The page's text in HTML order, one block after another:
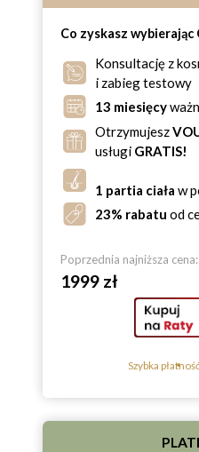
Co zyskasz wybierając
Konsultację z
i zabieg testowy
13 miesięcy
Otrzymujesz
usługi GRATIS!
1 partia ciała w
23% rabatu od
Poprzednia najniższa cena:
1999 zł
Szybka płatność